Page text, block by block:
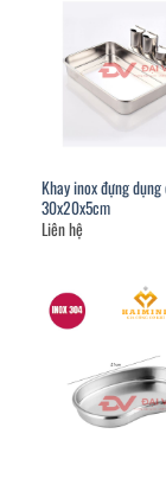
Khay inox đựng
30x20x5cm
Liên hệ